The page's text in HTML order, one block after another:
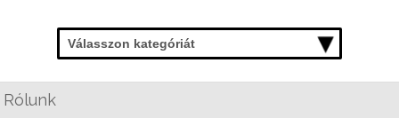
21.390Ft.14.973Ft.
Válasszon kategóriát
Rólunk